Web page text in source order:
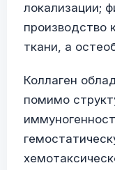
локализации;
производство
ткани, а
Коллаген
помимо